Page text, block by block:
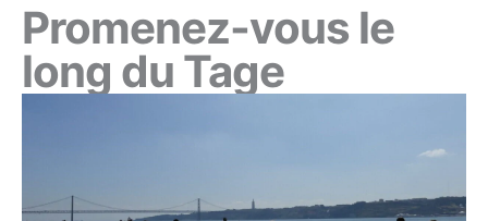
Promenez-vous le
long du Tage